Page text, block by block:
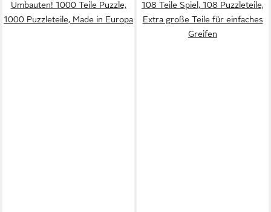
Umbauten! 1000 Teile Puzzle,
1000 Puzzleteile, Made in Europa
108 Teile Spiel, 108 Puzzleteile,
Extra große Teile für einfaches
Greifen